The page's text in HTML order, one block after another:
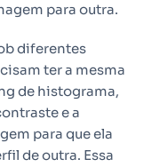
para outra.
diferentes
ter a mesma
de histograma,
e a
para que ela
de outra. Essa